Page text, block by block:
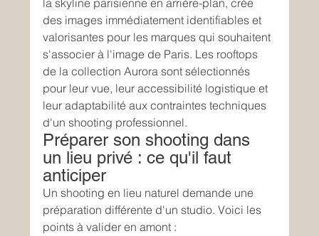
la skyline parisienne en arrière-plan, crée
des images immédiatement identifiables et
valorisantes pour les marques qui souhaitent
s'associer à l'image de Paris. Les rooftops
de la collection Aurora sont sélectionnés
pour leur vue, leur accessibilité logistique et
leur adaptabilité aux contraintes techniques
d'un shooting professionnel.
Préparer son shooting dans
un lieu privé : ce qu'il faut
anticiper
Un shooting en lieu naturel demande une
préparation différente d'un studio. Voici les
points à valider en amont :